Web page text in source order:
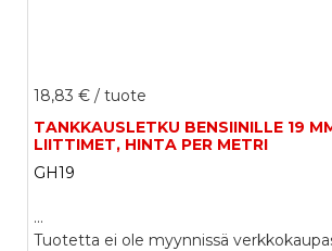
18,83 € / tuote
TANKKAUSLETKU BENSIINILLE 19
LIITTIMET, HINTA PER METRI
GH19
...
Tuotetta ei ole myynnissä